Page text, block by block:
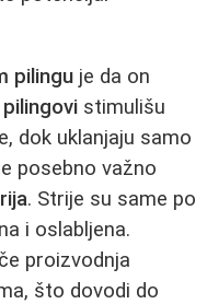
pilingu je da on
stimulišu
dok uklanjaju samo
posebno važno
. Strije su same po
i oslabljena.
proizvodnja
što dovodi do